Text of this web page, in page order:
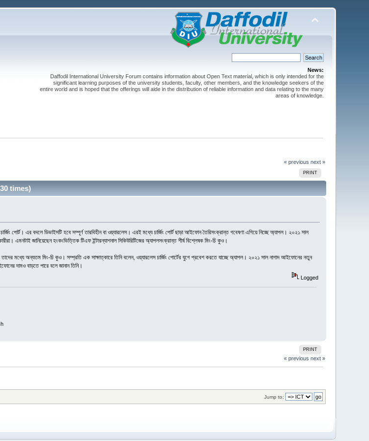
News:
Daffodil International University Forum contains information about Open Text material, which is only intended for the
significant learning purposes of the university students, faculty, other members, and the knowledge seekers of the
entire world and is hoped that the offerings will aide in the distribution of reliable information and data relating to the many
areas of knowledge.
« previous next »
PRINT
times)
পোর্ট। এর বদলে ডিভাইসটি হবে সম্পূর্ণ তারবিহীন বা ওয়্যারলেস। এরই মধ্যে চার্জিং পোর্ট ছাড়া আইফোন তৈরিসংক্রান্ত গবেষণা এগিয়ে নিচ্ছে অ্যাপল। ২০২১ সাল
এমনটাই জানিয়েছেন হংকংভিত্তিক টিএফ ইন্টারন্যাশনাল সিকিউরিটিজের অ্যাপলসংক্রান্ত শীর্ষ বিশ্লেষক মিং-চি কুও।
মধ্যে অন্যতম মিং-চি কুও। সম্প্রতি এক সাক্ষাত্কারে তিনি বলেন, ওয়্যারলেস চার্জিং পোর্টের যুগে প্রবেশ করতে যাচ্ছে অ্যাপল। ২০২১ সাল নাগাদ আইফোনের নতুন
দামও বাড়তে পারে বলে জানান তিনি।
Logged
PRINT
« previous next »
Jump to: